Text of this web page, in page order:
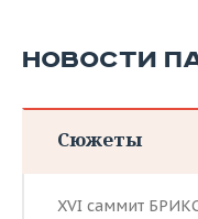
НОВОСТИ
Сюжеты
XVI саммит